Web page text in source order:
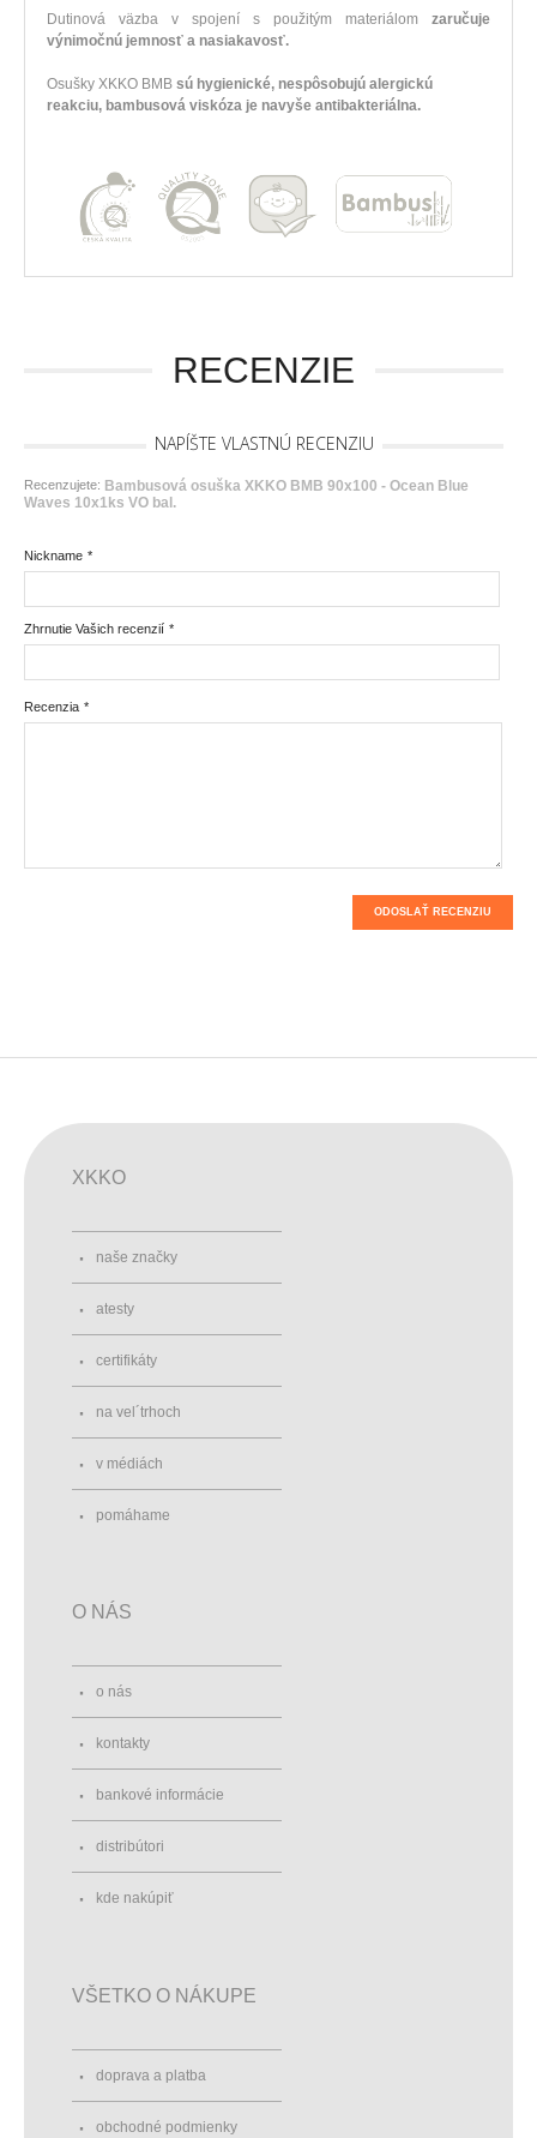
Dutinová väzba v spojení s použitým materiálom zaručuje
výnimočnú jemnosť a nasiakavosť.
Osušky XKKO BMB sú hygienické, nespôsobujú alergickú
reakciu, bambusová viskóza je navyše antibakteriálna.
RECENZIE
NAPÍŠTE VLASTNÚ RECENZIU
Recenzujete: Bambusová osuška XKKO BMB 90x100 - Ocean Blue
Waves 10x1ks VO bal.
*
Nickname
*
Zhrnutie Vašich recenzií
*
Recenzia
ODOSLAŤ RECENZIU
XKKO
naše značky
atesty
certifikáty
na vel´trhoch
v médiách
pomáhame
O NÁS
o nás
kontakty
bankové informácie
distribútori
kde nakúpiť
VŠETKO O NÁKUPE
doprava a platba
obchodné podmienky